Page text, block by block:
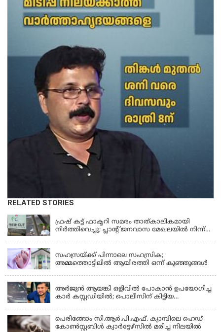
RELATED STORIES
KERALA
ഫ്രഷ് കട്ട് ഫാക്ടറി സമരം താത്കാലികമായി
നിർത്തിവെച്ചു; പ്ലാൻ്റ് ജനവാസ മേഖലയിൽ നിന്ന്
സഹസ്രയ്ക്ക് പിന്നാലെ സഹസ്രിക;
അമ്മത്തൊട്ടിലില്‍ ആയിരത്തി ഒന്ന് കുഞ്ഞുങ്ങള്‍
അർജുൻ ആയങ്കി ഒളിവിൽ പോകാൻ ഉപയോഗിച്ച
കാർ കസ്റ്റഡിയിൽ; പൊലീസിന് കിട്ടിയ
പെരിങ്ങോം സി.ആർ.പി.എഫ്. ക്യാമ്പിലെ ഹെഡ്
കോൺസ്റ്റബിൾ ക്വാർട്ടേഴ്സിൽ മരിച്ച നിലയിൽ